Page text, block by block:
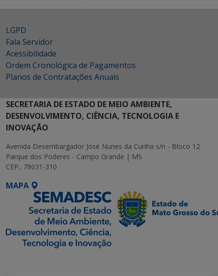
LGPD
Fala Servidor
Acessibilidade
Ordem Cronológica de Pagamentos
Planos de Contratações Anuais
SECRETARIA DE ESTADO DE MEIO AMBIENTE,
DESENVOLVIMENTO, CIÊNCIA, TECNOLOGIA E
INOVAÇÃO
Avenida Desembargador José Nunes da Cunha s/n - Bloco 12
Parque dos Poderes - Campo Grande | MS
CEP.: 79031-310
MAPA